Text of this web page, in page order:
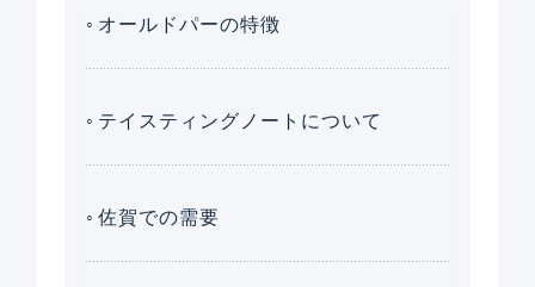
オールドパーの特徴
テイスティングノートについて
佐賀での需要